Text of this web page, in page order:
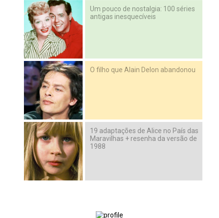
Um pouco de nostalgia: 100 séries
antigas inesquecíveis
O filho que Alain Delon abandonou
19 adaptações de Alice no País das
Maravilhas + resenha da versão de
1988